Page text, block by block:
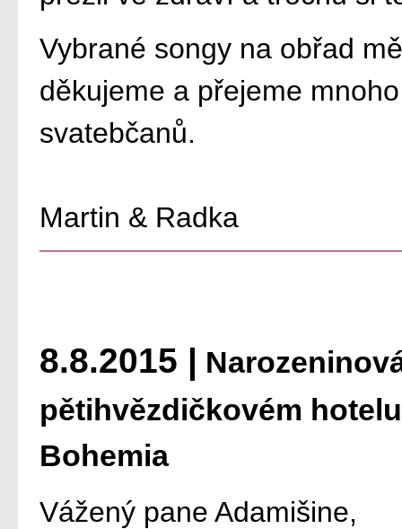
Vybrané songy na obřad
děkujeme a přejeme
svatebčanů.
Martin & Radka
8.8.2015 |
pětihvězdičkovém
Bohemia
Vážený pane Adamišine,